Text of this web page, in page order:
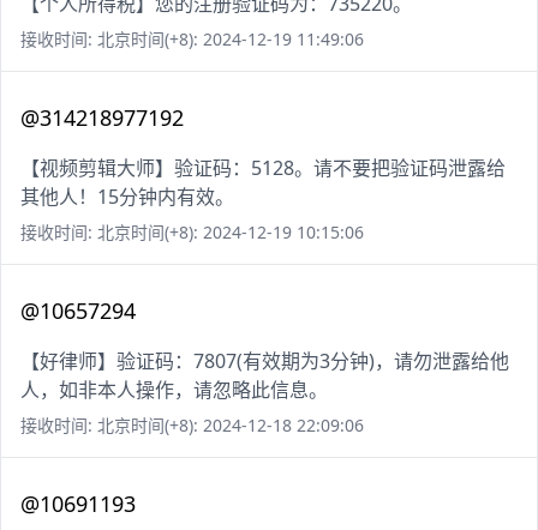
接收时间: 北京时间(+8): 2024-12-19 11:49:06
@314218977192
【视频剪辑大师】验证码：5128。请不要把验证码泄露给
其他人！15分钟内有效。
接收时间: 北京时间(+8): 2024-12-19 10:15:06
@10657294
【好律师】验证码：7807(有效期为3分钟)，请勿泄露给他
人，如非本人操作，请忽略此信息。
接收时间: 北京时间(+8): 2024-12-18 22:09:06
@10691193